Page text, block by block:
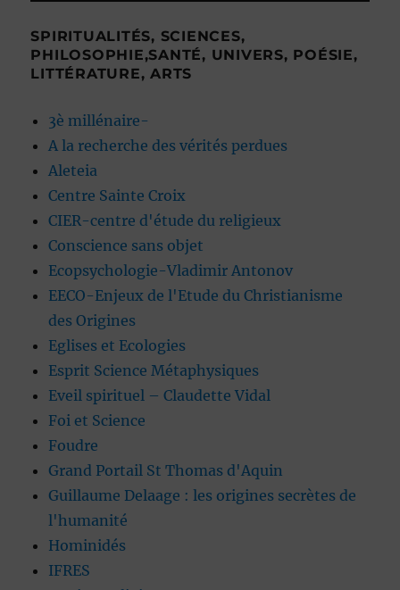
SPIRITUALITÉS, SCIENCES,
PHILOSOPHIE,SANTÉ, UNIVERS, POÉSIE,
LITTÉRATURE, ARTS
3è millénaire-
A la recherche des vérités perdues
Aleteia
Centre Sainte Croix
CIER-centre d'étude du religieux
Conscience sans objet
Ecopsychologie-Vladimir Antonov
EECO-Enjeux de l'Etude du Christianisme
des Origines
Eglises et Ecologies
Esprit Science Métaphysiques
Eveil spirituel – Claudette Vidal
Foi et Science
Foudre
Grand Portail St Thomas d'Aquin
Guillaume Delaage : les origines secrètes de
l'humanité
Hominidés
IFRES